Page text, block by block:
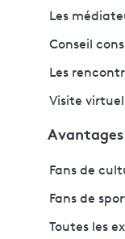
Les
Conseil
Les
Visite
Fans de
Fans de
Toutes les